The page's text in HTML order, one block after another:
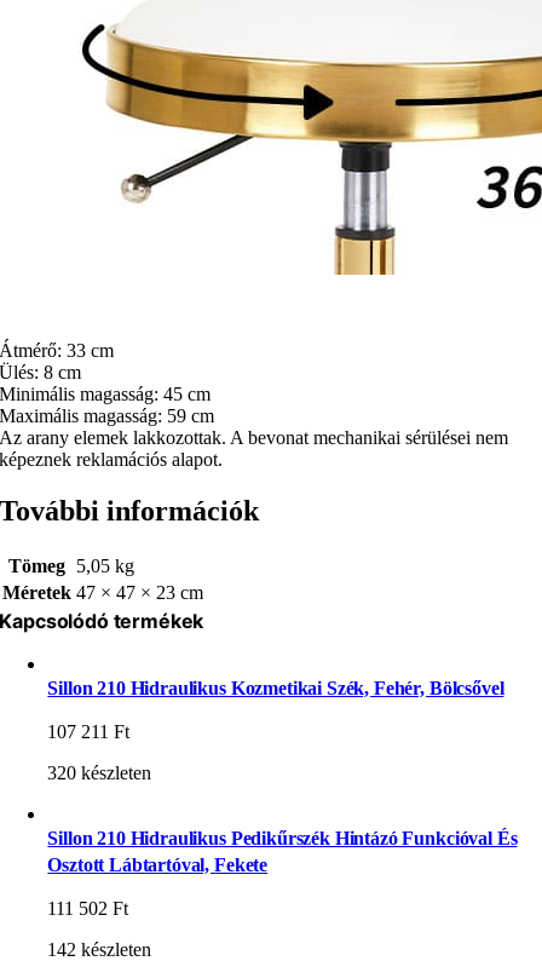
Átmérő: 33 cm
Ülés: 8 cm
Minimális magasság: 45 cm
Maximális magasság: 59 cm
Az arany elemek lakkozottak. A bevonat mechanikai sérülései nem
képeznek reklamációs alapot.
További információk
Tömeg 5,05 kg
Méretek 47 × 47 × 23 cm
Kapcsolódó termékek
Sillon 210 Hidraulikus Kozmetikai Szék, Fehér, Bölcsővel
107 211Ft
320 készleten
Sillon 210 Hidraulikus Pedikűrszék Hintázó Funkcióval És
Osztott Lábtartóval, Fekete
111 502Ft
142 készleten